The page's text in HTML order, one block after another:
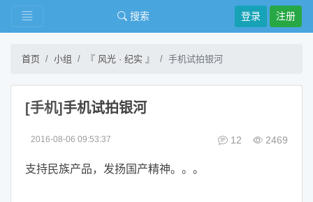
搜索 登录 注册
首页 小组 『 风光 · 纪实 』 手机试拍银河
[手机] 手机试拍银河
2016-08-06 09:53:37 12 2469
支持民族产品，发扬国产精神。。。